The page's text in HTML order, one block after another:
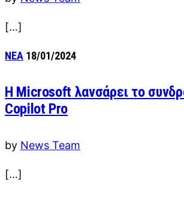
[…]
ΝΕΑ 18/01/2024
Η Microsoft λανσάρει το
Copilot Pro
by News Team
[…]